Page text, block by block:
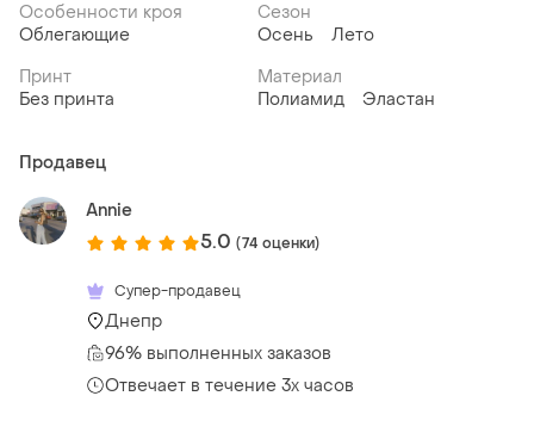
Особенности кроя
Облегающие
Сезон
Осень
Лето
Принт
Без принта
Материал
Полиамид
Эластан
Продавец
Annie
5.0 (74 оценки)
Супер-продавец
Днепр
96% выполненных заказов
Отвечает в течение 3х часов